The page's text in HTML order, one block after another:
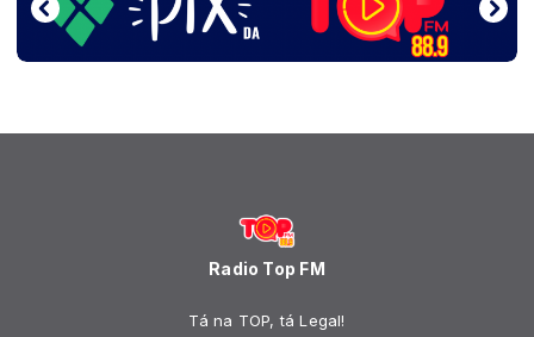
Radio Top FM
Tá na TOP, tá Legal!